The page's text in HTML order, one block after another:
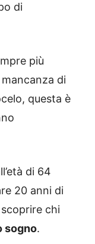
di
più
di
questa è
di 64
20 anni di
chi
sogno.